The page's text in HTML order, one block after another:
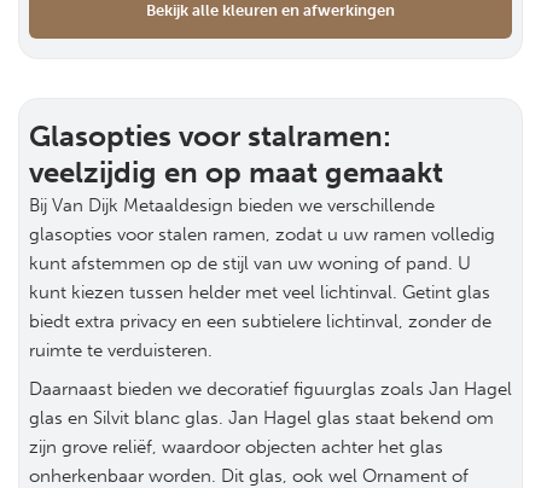
Bekijk alle kleuren en afwerkingen
Glasopties voor stalramen:
veelzijdig en op maat gemaakt
Bij Van Dijk Metaaldesign bieden we verschillende
glasopties voor stalen ramen, zodat u uw ramen volledig
kunt afstemmen op de stijl van uw woning of pand. U
kunt kiezen tussen helder met veel lichtinval. Getint glas
biedt extra privacy en een subtielere lichtinval, zonder de
ruimte te verduisteren.
Daarnaast bieden we decoratief figuurglas zoals Jan Hagel
glas en Silvit blanc glas. Jan Hagel glas staat bekend om
zijn grove reliëf, waardoor objecten achter het glas
onherkenbaar worden. Dit glas, ook wel Ornament of